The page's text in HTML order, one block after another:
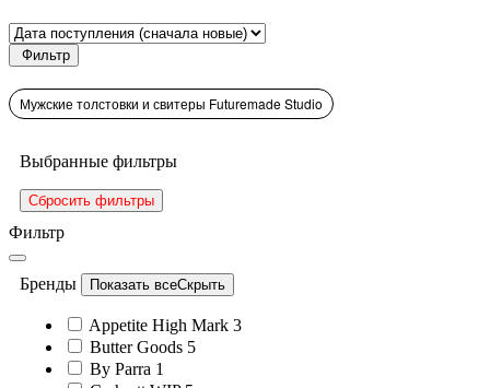
Фильтр
Мужские толстовки и свитеры Futuremade Studio
Выбранные фильтры
Сбросить фильтры
Фильтр
Бренды Показать всеСкрыть
Appetite High Mark 3
Butter Goods 5
By Parra 1